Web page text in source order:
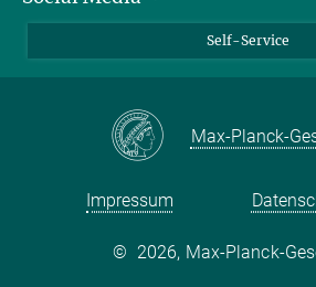
Facebook
Self-Service
Max-Planck-
Impressum
© 2026, Max-Planck-